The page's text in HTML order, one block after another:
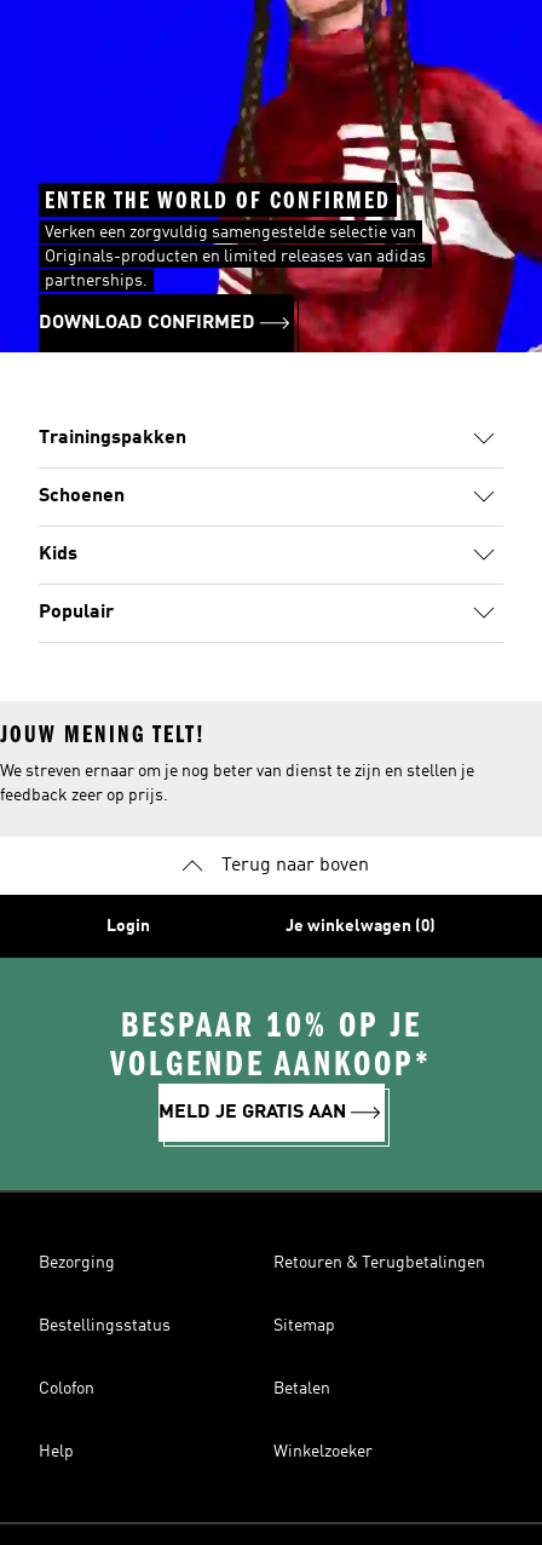
ENTER THE WORLD OF CONFIRMED
Verken een zorgvuldig samengestelde selectie van
Originals-producten en limited releases van adidas
partnerships.
DOWNLOAD CONFIRMED
Trainingspakken
Schoenen
Kids
Populair
JOUW MENING TELT!
We streven ernaar om je nog beter van dienst te zijn en stellen je
feedback zeer op prijs.
Terug naar boven
Login Je winkelwagen (0)
BESPAAR 10% OP JE
VOLGENDE AANKOOP*
MELD JE GRATIS AAN
Bezorging Retouren & Terugbetalingen
Bestellingsstatus Sitemap
Colofon Betalen
Help Winkelzoeker